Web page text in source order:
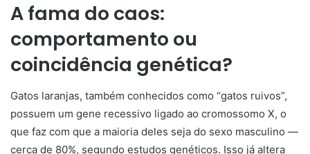
A fama do caos:
comportamento ou
coincidência genética?
Gatos laranjas, também conhecidos como “gatos ruivos”,
possuem um gene recessivo ligado ao cromossomo X, o
que faz com que a maioria deles seja do sexo masculino —
cerca de 80%, segundo estudos genéticos. Isso já altera